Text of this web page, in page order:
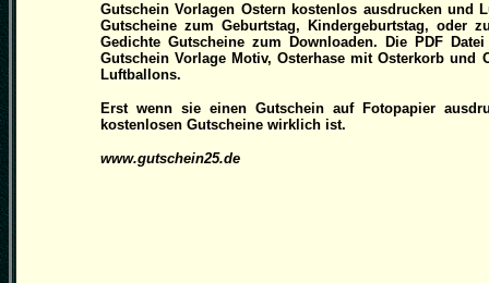
Gutschein Vorlagen Ostern kostenlos ausdrucken
Gutscheine zum Geburtstag, Kindergeburtstag, oder
Gedichte Gutscheine zum Downloaden. Die PDF
Gutschein Vorlage Motiv, Osterhase mit Osterkorb und
Luftballons.
Erst wenn sie einen Gutschein auf Fotopapier
kostenlosen Gutscheine wirklich ist.
www.gutschein25.de